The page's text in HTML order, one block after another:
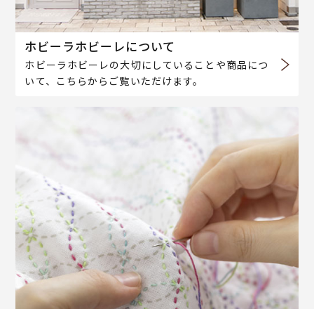
ホビーラホビーレについて
ホビーラホビーレの大切にしていることや商品につ
いて、こちらからご覧いただけます。